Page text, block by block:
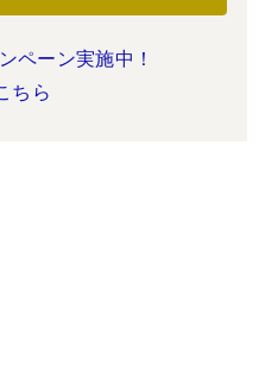
ペーン実施中！
ちら